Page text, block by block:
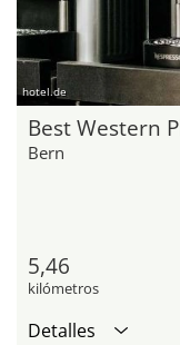
hotel.de
Best Western
Bern
5,46
kilómetros
Detalles